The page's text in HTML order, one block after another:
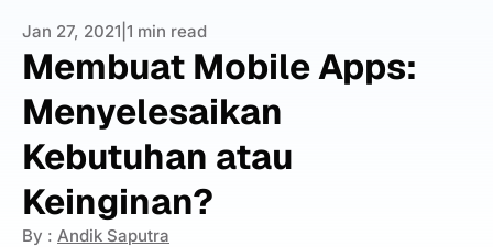
Jan 27, 2021 1 min read
Membuat Mobile Apps:
Menyelesaikan
Kebutuhan atau
Keinginan?
By : Andik Saputra